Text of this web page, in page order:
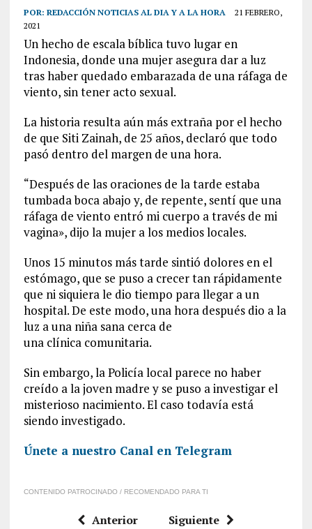
POR: REDACCIÓN NOTICIAS AL DIA Y A LA HORA
21 FEBRERO,
2021
Un hecho de escalabíblica tuvo lugar en
Indonesia, donde una mujer asegura dar a luz
tras haber quedado embarazada de una ráfaga de
viento, sin tener acto sexual.
La historia resulta aún más extraña por el hecho
de que Siti Zainah, de 25 años, declaró que todo
pasó dentro del margen de una hora.
“Después de las oraciones de la tarde estaba
tumbadabocaabajo y, de repente, sentí que una
ráfaga de viento entró mi cuerpo a través de mi
vagina», dijo la mujer a los medios locales.
Unos 15 minutosmás tarde sintió dolores en el
estómago, que se puso a crecer tan rápidamente
que ni siquiera le dio tiempo para llegar a un
hospital. De este modo, una hora después dio a la
luz a una niña sana cerca de
una clínicacomunitaria.
Sin embargo, la Policía local parece no haber
creído a la joven madre y se puso a investigar el
misterioso nacimiento. El caso todavía está
siendo investigado.
Únete a nuestro Canal en Telegram
CONTENIDO PATROCINADO / RECOMENDADO PARA TI
Anterior Siguiente